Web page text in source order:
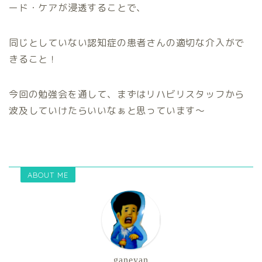
ード・ケアが浸透することで、
同じとしていない認知症の患者さんの適切な介入がで
きること！
今回の勉強会を通して、まずはリハビリスタッフから
波及していけたらいいなぁと思っています～
ABOUT ME
ganeyan